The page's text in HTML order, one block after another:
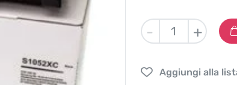
-
Toner
S1052XC
ML-
+
Aggiungi alla